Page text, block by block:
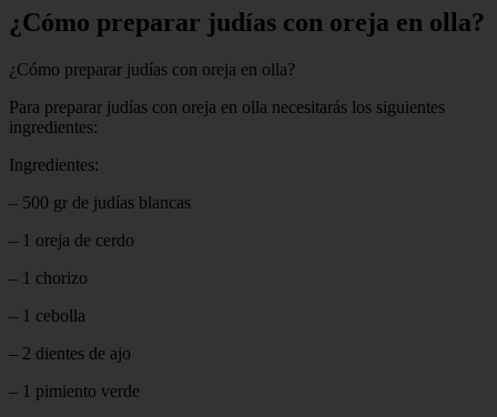
¿Cómo preparar judías con oreja en olla?
¿Cómo preparar judías con oreja en olla?
Para preparar judías con oreja en olla necesitarás los siguientes
ingredientes:
Ingredientes:
– 500 gr de judías blancas
– 1 oreja de cerdo
– 1 chorizo
– 1 cebolla
– 2 dientes de ajo
– 1 pimiento verde